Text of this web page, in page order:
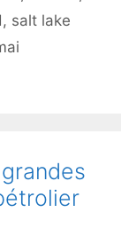
, salt lake